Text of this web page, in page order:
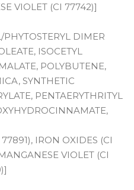
VIOLET (CI 77742)]
DIMER
ISOCETYL
POLYBUTENE,
SYNTHETIC
PENTAERYTHRITYL
IRON OXIDES (CI
VIOLET (CI